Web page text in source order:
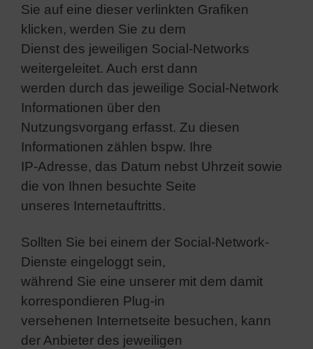
Sie auf eine dieser verlinkten Grafiken
klicken, werden Sie zu dem
Dienst des jeweiligen Social-Networks
weitergeleitet. Auch erst dann
werden durch das jeweilige Social-Network
Informationen über den
Nutzungsvorgang erfasst. Zu diesen
Informationen zählen bspw. Ihre
IP-Adresse, das Datum nebst Uhrzeit sowie
die von Ihnen besuchte Seite
unseres Internetauftritts.
Sollten Sie bei einem der Social-Network-
Dienste eingeloggt sein,
während Sie eine unserer mit dem damit
korrespondieren Plug-in
versehenen Internetseite besuchen, kann
der Anbieter des jeweiligen